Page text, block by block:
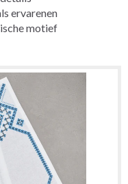
ervarenen
motief